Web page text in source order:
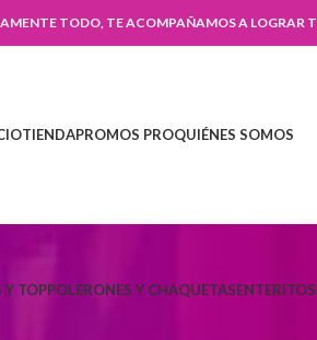
TODO, TE ACOMPAÑAMOS A LOGRAR
TIENDAPROMOS PROQUIÉNES SOMOS
Y TOPPOLERONES Y CHAQUETASENTERITOS